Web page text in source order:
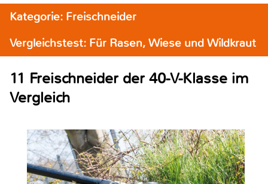
Kategorie: Freischneider
Vergleichstest: Für Rasen, Wiese und Wildkraut
11 Freischneider der 40-V-Klasse im
Vergleich